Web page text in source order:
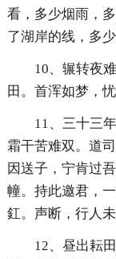
看，多少烟雨，
了湖岸的线，多
10、辗转夜
田。首浑如梦，
11、三十三
霜干苦难双。道
因送子，宁肯过
幢。持此邀君，
釭。声断，行人
12、昼出耘